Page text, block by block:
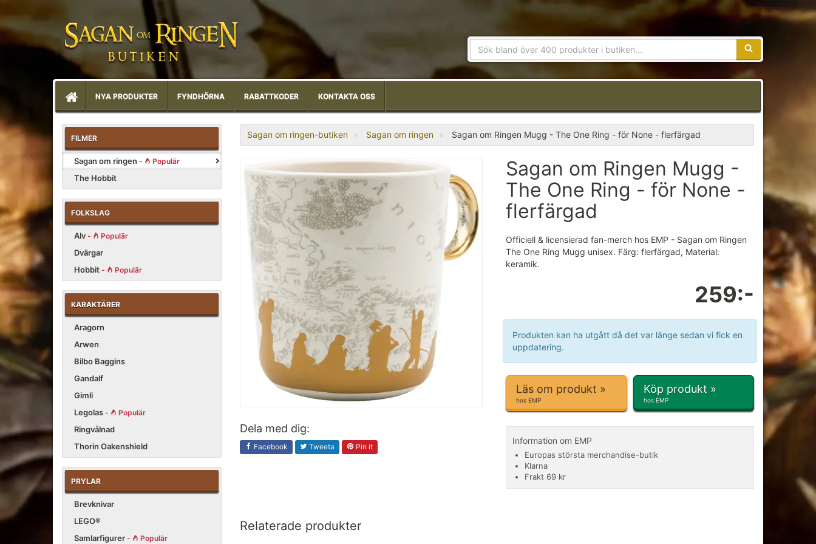
Sökfras:
NYA PRODUKTER FYNDHÖRNA RABATTKODER KONTAKTA OSS
FILMER
Sagan om ringen - Populär
The Hobbit
FOLKSLAG
Alv - Populär
Dvärgar
Hobbit - Populär
KARAKTÄRER
Aragorn
Arwen
Bilbo Baggins
Gandalf
Gimli
Legolas - Populär
Ringvålnad
Thorin Oakenshield
PRYLAR
Brevknivar
LEGO®
Samlarfigurer - Populär
Sagan om ringen-butiken Sagan om ringen Sagan om Ringen Mugg - The One Ring - för None - flerfärgad
Dela med dig:
Facebook Tweeta Pin it
Sagan om Ringen Mugg -
The One Ring - för None -
flerfärgad
Officiell & licensierad fan-merch hos EMP - Sagan om Ringen
The One Ring Mugg unisex. Färg: flerfärgad, Material:
keramik.
259:-
Produkten kan ha utgått då det var länge sedan vi fick en
uppdatering.
Läs om produkt »
hos EMP
Köp produkt »
hos EMP
Information om EMP
Europas största merchandise-butik
Klarna
Frakt 69 kr
Relaterade produkter